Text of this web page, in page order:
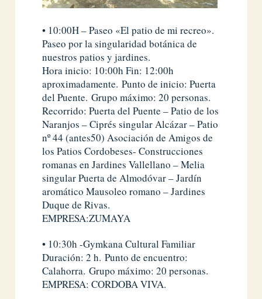
• 10:00H – Paseo «El patio de mi recreo».
Paseo por la singularidad botánica de
nuestros patios y jardines.
Hora inicio: 10:00h Fin: 12:00h
aproximadamente. Punto de inicio: Puerta
del Puente. Grupo máximo: 20 personas.
Recorrido: Puerta del Puente – Patio de los
Naranjos – Ciprés singular Alcázar – Patio
nº 44 (antes50) Asociación de Amigos de
los Patios Cordobeses- Construcciones
romanas en Jardines Vallellano – Melia
singular Puerta de Almodóvar – Jardín
aromático Mausoleo romano – Jardines
Duque de Rivas.
EMPRESA:ZUMAYA
• 10:30h -Gymkana Cultural Familiar
Duración: 2 h. Punto de encuentro:
Calahorra. Grupo máximo: 20 personas.
EMPRESA: CORDOBA VIVA.